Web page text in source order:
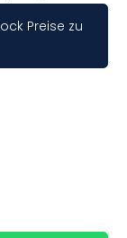
Preise zu